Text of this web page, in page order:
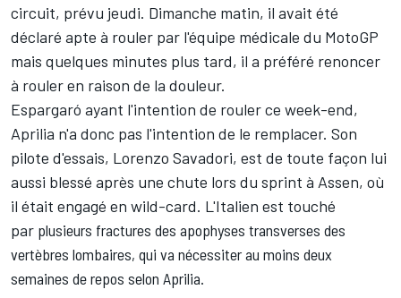
circuit, prévu jeudi. Dimanche matin, il avait été
déclaré apte à rouler par l'équipe médicale du MotoGP
mais quelques minutes plus tard, il a préféré renoncer
à rouler en raison de la douleur.
Espargaró ayant l'intention de rouler ce week-end,
Aprilia n'a donc pas l'intention de le remplacer. Son
pilote d'essais, Lorenzo Savadori, est de toute façon lui
aussi blessé après une chute lors du sprint à Assen, où
il était engagé en wild-card. L'Italien est touché
par plusieurs fractures des apophyses transverses des
vertèbres lombaires, qui va nécessiter au moins deux
semaines de repos selon Aprilia.